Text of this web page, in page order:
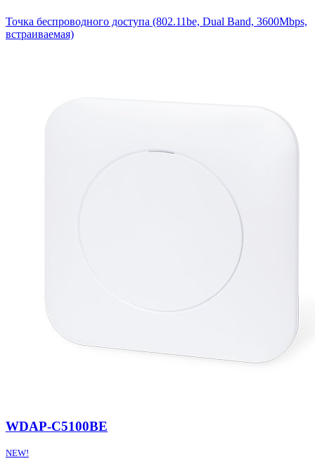
Точка беспроводного доступа (802.11be, Dual Band, 3600Mbps,
встраиваемая)
WDAP-C5100BE
NEW!